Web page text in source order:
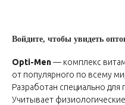
Войдите, чтобы увидеть
Opti-Men— комплекс
от популярного по всему
Разработан специально для
Учитывает